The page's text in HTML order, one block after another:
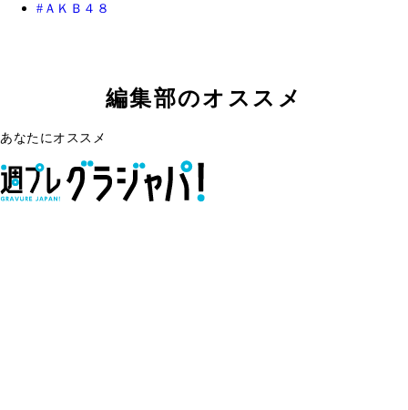
ＡＫＢ４８
編集部のオススメ
あなたにオススメ